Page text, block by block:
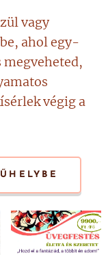
vagy
ahol egy-
végig a